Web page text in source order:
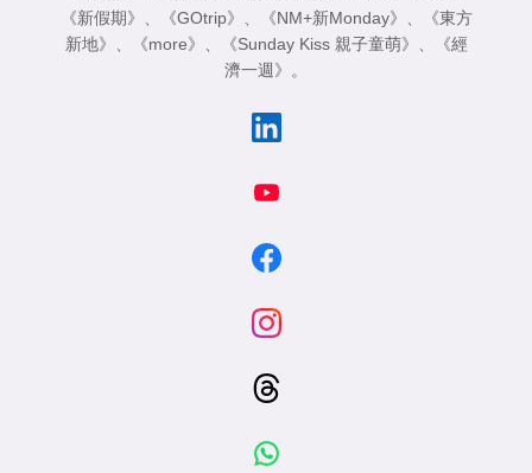
《新假期》 、 《GOtrip》 、 《NM+新Monday》 、
《東方
新地》 、 《more》 、 《Sunday Kiss 親子童萌》 、
《經
濟一週》 。